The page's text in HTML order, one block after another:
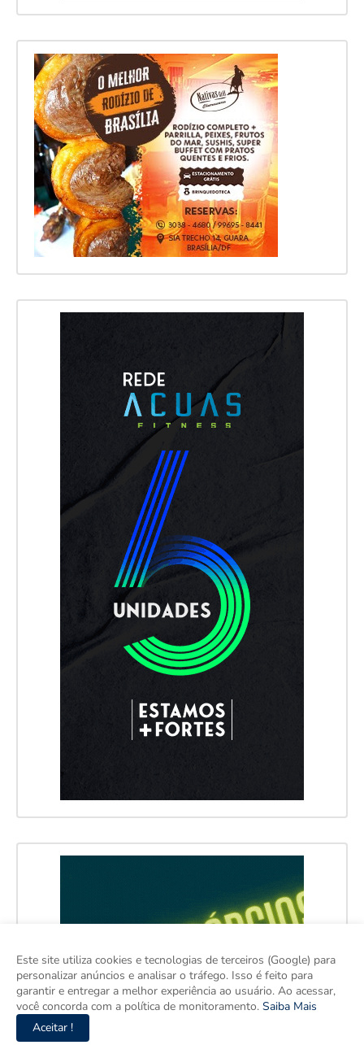
Este site utiliza cookies e tecnologias de terceiros (Google) para
personalizar anúncios e analisar o tráfego. Isso é feito para
garantir e entregar a melhor experiência ao usuário. Ao acessar,
você concorda com a política de monitoramento. Saiba Mais
Aceitar !